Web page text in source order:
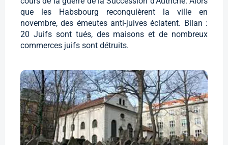
que les Habsbourg reconquièrent la ville en
novembre, des émeutes anti-juives éclatent. Bilan :
20 Juifs sont tués, des maisons et de nombreux
commerces juifs sont détruits.